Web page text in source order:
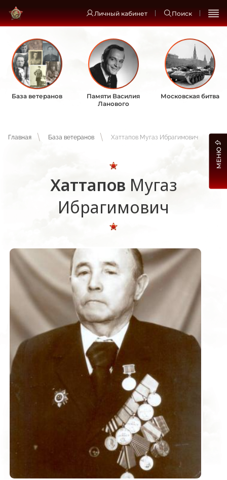
Личный кабинет Поиск
База ветеранов
Памяти Василия
Ланового
Московская битва
Главная База ветеранов Хаттапов Мугаз Ибрагимович
Хаттапов Мугаз
Ибрагимович
МЕНЮ